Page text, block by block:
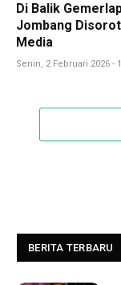
Di Balik
Jombang
Media
Senin, 2 Februari 2026 -
BERITA TERBARU